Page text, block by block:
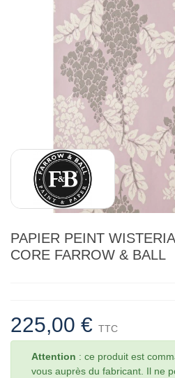
PAPIER PEINT
CORE FARROW & BALL
225,00 € TTC
Attention : ce produit est
vous auprès du fabricant. Il ne